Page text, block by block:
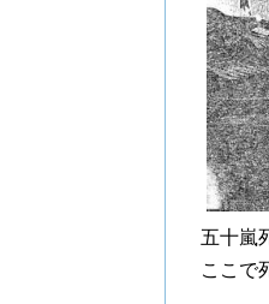
五十嵐
ここで